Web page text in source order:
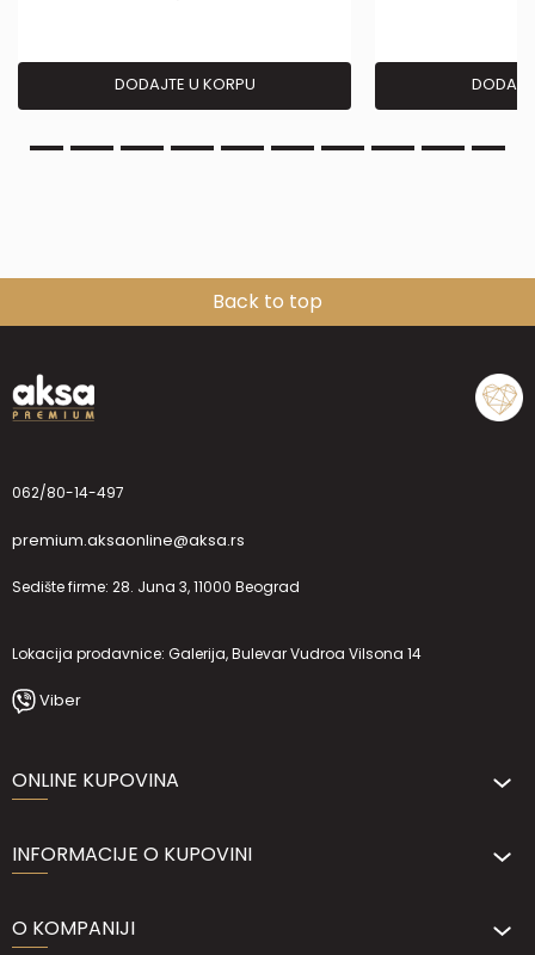
DODAJTE U KORPU
Back to top
062/80-14-497
premium.aksaonline@aksa.rs
Sedište firme: 28. Juna 3, 11000 Beograd
Lokacija prodavnice: Galerija, Bulevar Vudroa Vilsona 14
Viber
ONLINE KUPOVINA
INFORMACIJE O KUPOVINI
O KOMPANIJI